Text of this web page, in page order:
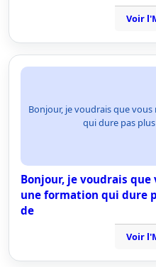
Voir
Bonjour, je voudrais que
qui dure pas
Bonjour, je voudrais
une formation qui dure
de
Voir